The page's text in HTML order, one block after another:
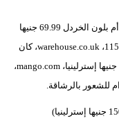
كان المعطف متوجا لدى العلامة التجارية إتش آند أم بلون الخردل 69.99 جنيها
إسترلينيا، ولدى وير هاوس باللون الكريمي مقابل 115، warehouse.co.uk، كان
لدى مانجو قطعة نحاسية فوق الركبة مقابل 69.99 جنيها إسترلينيا، mango.com،